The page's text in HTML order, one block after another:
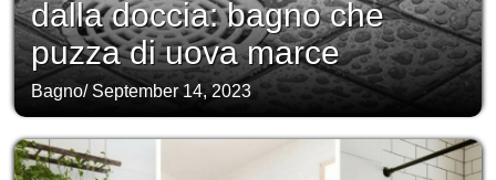
dalla doccia: bagno che
puzza di uova marce
Bagno/ September 14, 2023